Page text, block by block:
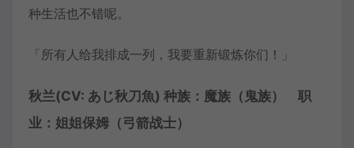
种生活也不错呢。
「所有人给我排成一列，我要重新锻炼你们！」
秋兰(CV: あじ秋刀魚) 种族：魔族（鬼族） 职
业：姐姐保姆（弓箭战士）